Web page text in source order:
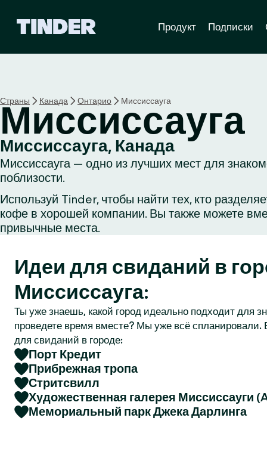
я
с
а
н
а
T
e
r
Продукт Подписки
Страны Канада Онтарио Миссиссауга
Миссиссауга
Миссиссауга, Канада
Миссиссауга — одно из лучших мест для
поблизости.
Используй Tinder, чтобы найти тех, кто
кофе в хорошей компании. Вы также можете
привычные места.
Идеи для свиданий в
Миссиссауга:
Ты уже знаешь, какой город идеально подходит для
проведете время вместе? Мы уже всё
для свиданий в городе:
Порт Кредит
Прибрежная тропа
Стритсвилл
Художественная галерея Миссиссауги
Мемориальный парк Джека Дарлинга